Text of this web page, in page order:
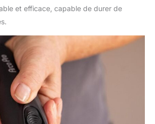
et efficace, capable de durer de